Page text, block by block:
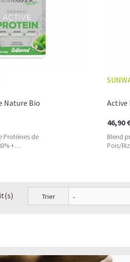
Nature Bio
Protéines de
+
Active
46,90
Blend
Pois/
Trier